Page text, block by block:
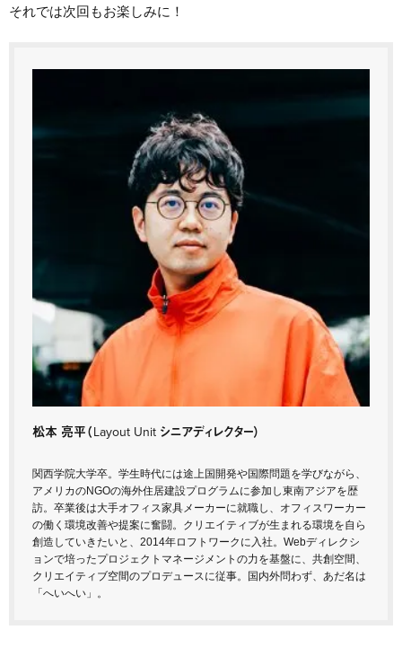
それでは次回もお楽しみに！
松本 亮平（Layout Unit シニアディレクター）
関西学院大学卒。学生時代には途上国開発や国際問題を学びながら、
アメリカのNGOの海外住居建設プログラムに参加し東南アジアを歴
訪。卒業後は大手オフィス家具メーカーに就職し、オフィスワーカー
の働く環境改善や提案に奮闘。クリエイティブが生まれる環境を自ら
創造していきたいと、2014年ロフトワークに入社。Webディレクシ
ョンで培ったプロジェクトマネージメントの力を基盤に、共創空間、
クリエイティブ空間のプロデュースに従事。国内外問わず、あだ名は
「へいへい」。